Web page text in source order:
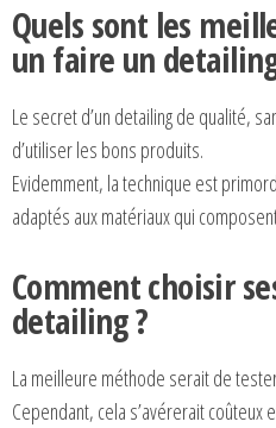
Quels sont les
un faire un
Le secret d’un detailing de qualité,
d’utiliser les bons produits.
Evidemment, la technique est
adaptés aux matériaux qui
Comment choisir
detailing ?
La meilleure méthode serait de
Cependant, cela s’avérerait